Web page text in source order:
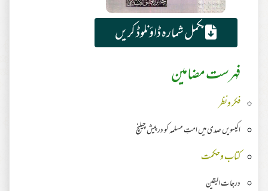
مکمل شمارہ ڈاؤنلوڈ کریں
فہرست مضامین
فکر ونظر
اکیسویں صدی میں امتِ مسلمہ کو درپیش چیلنچ
کتاب وحکمت
درجات اليقين